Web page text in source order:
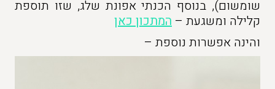
שומשום), בנוסף הכנתי אפונת שלג, שזו תוספת
קלילה ומשגעת – המתכון כאן
והינה אפשרות נוספת –